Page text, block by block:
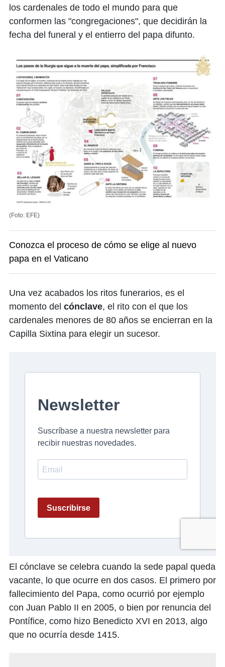
los cardenales de todo el mundo para que
conformen las "congregaciones", que decidirán la
fecha del funeral y el entierro del papa difunto.
(Foto: EFE)
Conozca el proceso de cómo se elige al nuevo
papa en el Vaticano
Una vez acabados los ritos funerarios, es el
momento del cónclave, el rito con el que los
cardenales menores de 80 años se encierran en la
Capilla Sixtina para elegir un sucesor.
El cónclave se celebra cuando la sede papal queda
vacante, lo que ocurre en dos casos. El primero por
fallecimiento del Papa, como ocurrió por ejemplo
con Juan Pablo II en 2005, o bien por renuncia del
Pontífice, como hizo Benedicto XVI en 2013, algo
que no ocurría desde 1415.